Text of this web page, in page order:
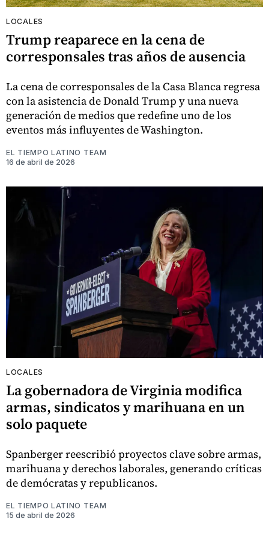
LOCALES
Trump reaparece en la cena de
corresponsales tras años de ausencia
La cena de corresponsales de la Casa Blanca regresa
con la asistencia de Donald Trump y una nueva
generación de medios que redefine uno de los
eventos más influyentes de Washington.
EL TIEMPO LATINO TEAM
16 de abril de 2026
LOCALES
La gobernadora de Virginia modifica
armas, sindicatos y marihuana en un
solo paquete
Spanberger reescribió proyectos clave sobre armas,
marihuana y derechos laborales, generando críticas
de demócratas y republicanos.
EL TIEMPO LATINO TEAM
15 de abril de 2026